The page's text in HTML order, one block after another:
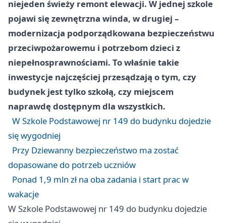
niejeden świeży remont elewacji. W jednej szkole
pojawi się zewnętrzna winda, w drugiej –
modernizacja podporządkowana bezpieczeństwu
przeciwpożarowemu i potrzebom dzieci z
niepełnosprawnościami. To właśnie takie
inwestycje najczęściej przesądzają o tym, czy
budynek jest tylko szkołą, czy miejscem
naprawdę dostępnym dla wszystkich.
W Szkole Podstawowej nr 149 do budynku dojedzie
się wygodniej
Przy Dziewanny bezpieczeństwo ma zostać
dopasowane do potrzeb uczniów
Ponad 1,9 mln zł na oba zadania i start prac w
wakacje
W Szkole Podstawowej nr 149 do budynku dojedzie